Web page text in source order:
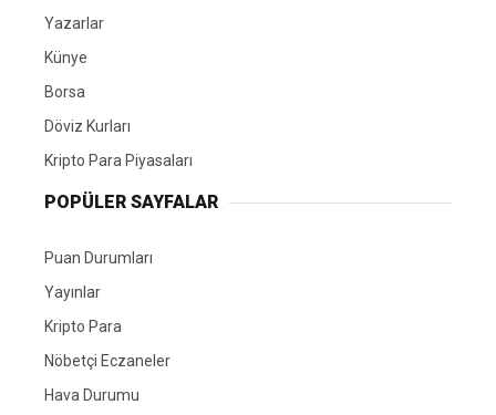
Yazarlar
Künye
Borsa
Döviz Kurları
Kripto Para Piyasaları
POPÜLER SAYFALAR
Puan Durumları
Yayınlar
Kripto Para
Nöbetçi Eczaneler
Hava Durumu